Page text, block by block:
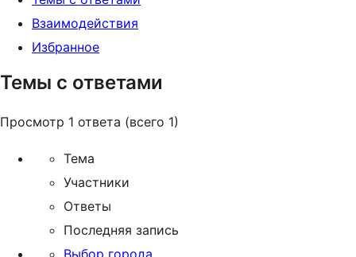
Взаимодействия
Избранное
Темы с ответами
Просмотр 1 ответа (всего 1)
Тема
Участники
Ответы
Последняя запись
Выбор города